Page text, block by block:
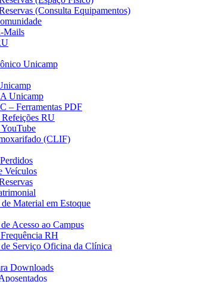
(Consulta Equipamentos)
Mails
Unicamp
Unicamp
– Ferramentas PDF
Refeições RU
(CLIF)
Veículos
Material em Estoque
Acesso ao Campus
RH
Serviço Oficina da Clínica
Downloads